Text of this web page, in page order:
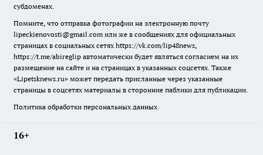
субдоменах.
Помните, что отправка фотографии на электронную почту
lipeckienovosti@gmail.com или же в сообщениях для официальных
страницах в социальных сетях https://vk.com/lip48news,
https://t.me/abireglip автоматически будет являться согласием на их
размещение на сайте и на страницах в указанных соцсетях. Также
«Lipetsknews.ru» может передать присланные через указанные
страницы в соцсетях материалы в сторонние паблики для публикации.
Политика обработки персональных данных
16+